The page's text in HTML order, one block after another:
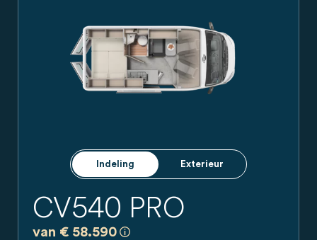
Indeling Exterieur
CV540 PRO
van € 58.590